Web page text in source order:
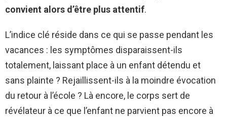
convient alors d’être plus attentif.
L’indice clé réside dans ce qui se passe pendant les
vacances : les symptômes disparaissent-ils
totalement, laissant place à un enfant détendu et
sans plainte ? Rejaillissent-ils à la moindre évocation
du retour à l’école ? Là encore, le corps sert de
révélateur à ce que l’enfant ne parvient pas encore à